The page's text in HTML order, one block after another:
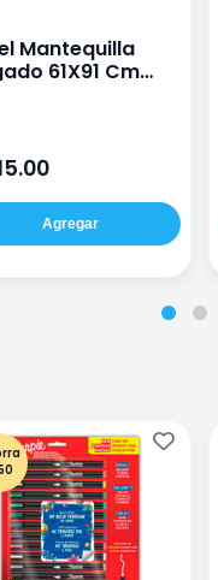
Mantequilla
61X91 Cm
Agregar